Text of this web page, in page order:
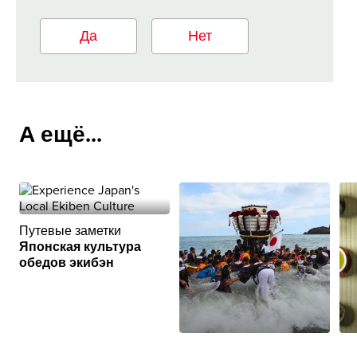
Да Нет
А ещё...
Путевые заметки
Японская культура
обедов экибэн